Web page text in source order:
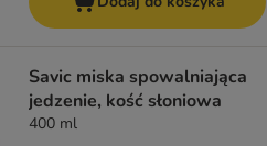
Savic miska spowalniająca
jedzenie, kość słoniowa
400 ml